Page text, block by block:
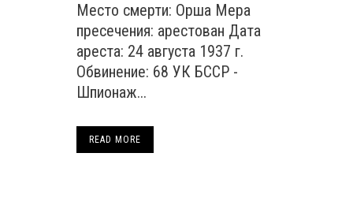
Место смерти: Орша Мера
пресечения: арестован Дата
ареста: 24 августа 1937 г.
Обвинение: 68 УК БССР -
Шпионаж...
READ MORE